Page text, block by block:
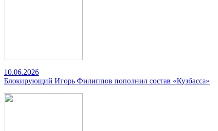
10.06.2026
Блокирующий Игорь Филиппов пополнил состав «Кузбасса»